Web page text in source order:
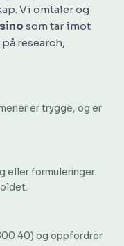
Vi omtaler og
som tar imot
research,
er trygge, og er
eller formuleringer.
40) og oppfordrer